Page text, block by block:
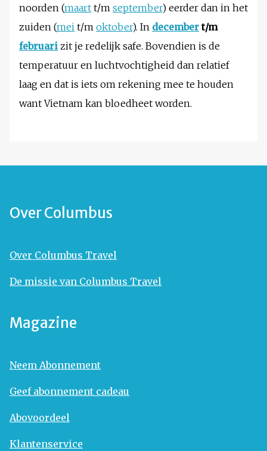
noorden (maart t/m september) eerder dan in het
zuiden (mei t/m oktober). In decembert/m
februari zit je redelijk safe. Bovendien is de
temperatuur en luchtvochtigheid dan relatief
laag en dat is iets om rekening mee te houden
want Vietnam kan bloedheet worden.
Over Columbus
Over Columbus Travel
De missie van Columbus Travel
Magazine
Neem Abonnement
Geef abonnement cadeau
Abovoordeel
Klantenservice